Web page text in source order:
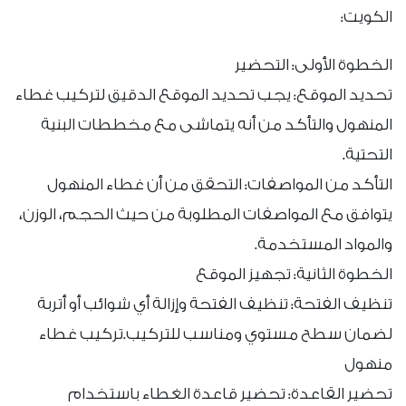
الكويت:
الخطوة الأولى: التحضير
تحديد الموقع: يجب تحديد الموقع الدقيق لتركيب غطاء
المنهول والتأكد من أنه يتماشى مع مخططات البنية
التحتية.
التأكد من المواصفات: التحقق من أن غطاء المنهول
يتوافق مع المواصفات المطلوبة من حيث الحجم، الوزن،
والمواد المستخدمة.
الخطوة الثانية: تجهيز الموقع
تنظيف الفتحة: تنظيف الفتحة وإزالة أي شوائب أو أتربة
لضمان سطح مستوي ومناسب للتركيب.تركيب غطاء
منهول
تحضير القاعدة: تحضير قاعدة الغطاء باستخدام